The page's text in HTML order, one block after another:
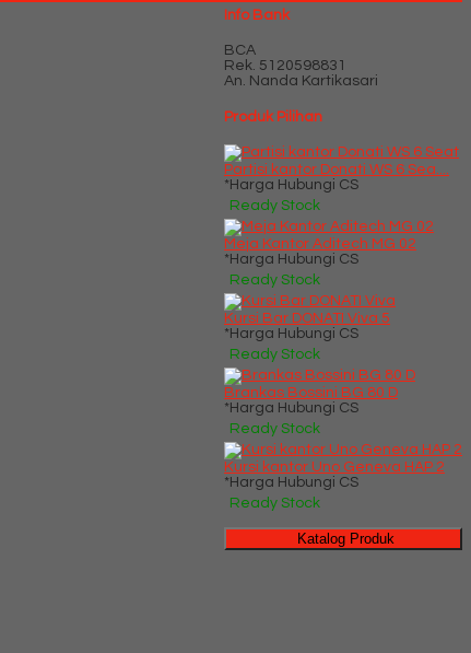
Info Bank
BCA
Rek. 5120598831
An. Nanda Kartikasari
Produk Pilihan
Partisi kantor Donati WS 6 Sea....
*Harga Hubungi CS
Ready Stock
Meja Kantor Aditech MG 02
*Harga Hubungi CS
Ready Stock
Kursi Bar DONATI Viva 5
*Harga Hubungi CS
Ready Stock
Brankas Bossini BG 80 D
*Harga Hubungi CS
Ready Stock
Kursi kantor Uno Geneva HAP 2
*Harga Hubungi CS
Ready Stock
Katalog Produk